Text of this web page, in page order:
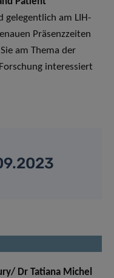
gelegentlich am LIH-
Präsenzzeiten
am Thema der
interessiert
Dr Tatiana Michel